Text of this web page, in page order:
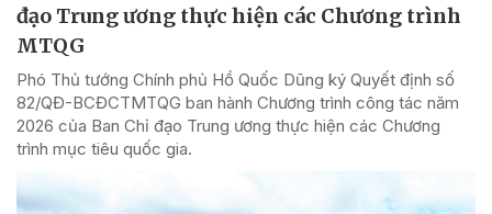
đạo Trung ương thực hiện các Chương trình
MTQG
Phó Thủ tướng Chính phủ Hồ Quốc Dũng ký Quyết định số
82/QĐ-BCĐCTMTQG ban hành Chương trình công tác năm
2026 của Ban Chỉ đạo Trung ương thực hiện các Chương
trình mục tiêu quốc gia.